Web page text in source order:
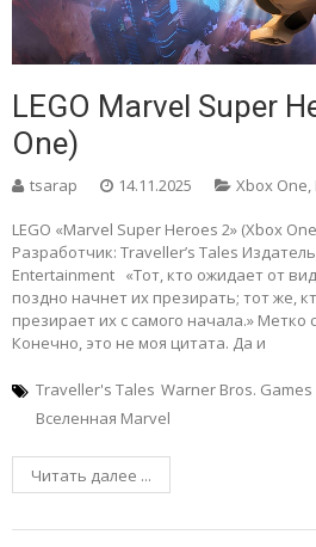
LEGO Marvel Super
One)
tsarap 14.11.2025 Xbox One,
LEGO «Marvel Super Heroes 2» (Xbox
Разработчик: Traveller’s Tales
Entertainment «Тот, кто ожидает от
поздно начнет их презирать; тот же,
презирает их с самого начала.» Метко
Конечно, это не моя цитата. Да и
Traveller's Tales Warner Bros. Games
Вселенная Marvel
Читать далее ...